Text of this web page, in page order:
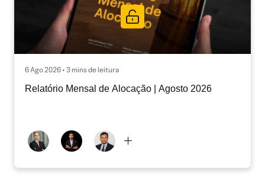
6 Ago 2026 • 3 mins de leitura
Relatório Mensal de Alocação | Agosto 2026